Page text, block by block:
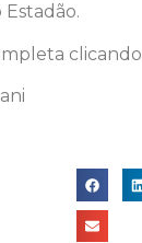
clicando